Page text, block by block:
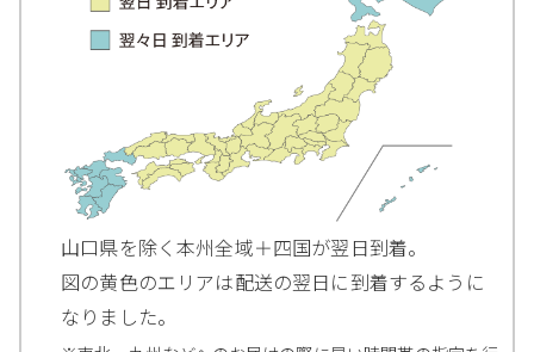
山口県を除く本州全域＋四国が翌日到着。
図の黄色のエリアは配送の翌日に到着するように
なりました。